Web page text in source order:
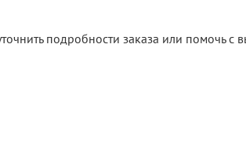
подробности заказа или помочь с